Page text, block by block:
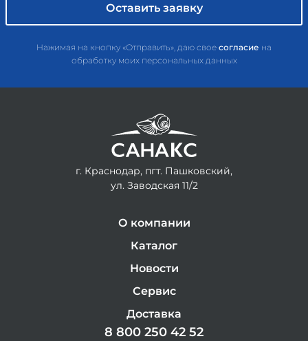
Нажимая на кнопку «Отправить», даю свое согласие на
обработку моих персональных данных
г. Краснодар, пгт. Пашковский,
ул. Заводская 11/2
О компании
Каталог
Новости
Сервис
Доставка
8 800 250 42 52